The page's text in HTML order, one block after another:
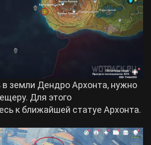
земли Дендро Архонта, нужно
Для этого
к ближайшей статуе Архонта.